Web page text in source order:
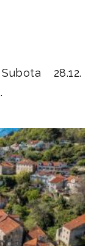
28.12.